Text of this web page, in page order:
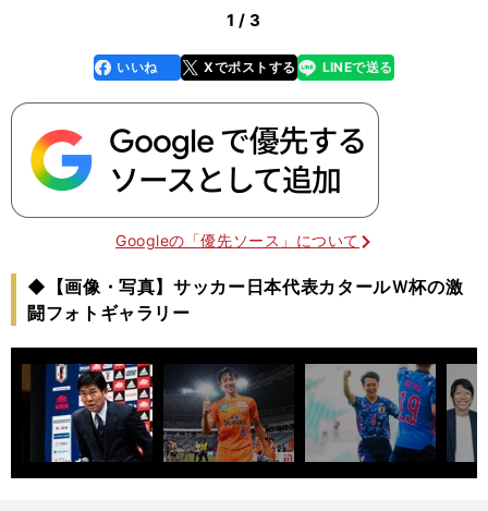
1 / 3
faceboo
k
いいね Xでポストする
line LINEで送る
Googleの「優先ソース」について
◆【画像・写真】サッカー日本代表カタールＷ杯の激
闘フォトギャラリー